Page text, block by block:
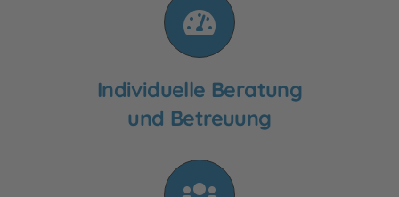
Individuelle Beratung
und Betreuung